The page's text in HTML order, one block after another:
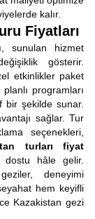
kalır.
Fiyatları
sunulan hizmet
gösterir.
etkinlikler paket
programları
bir şekilde sunar.
sağlar. Tur
seçenekleri,
turları fiyat
dostu hâle gelir.
deneyimi
hem keyifli
Kazakistan gezi